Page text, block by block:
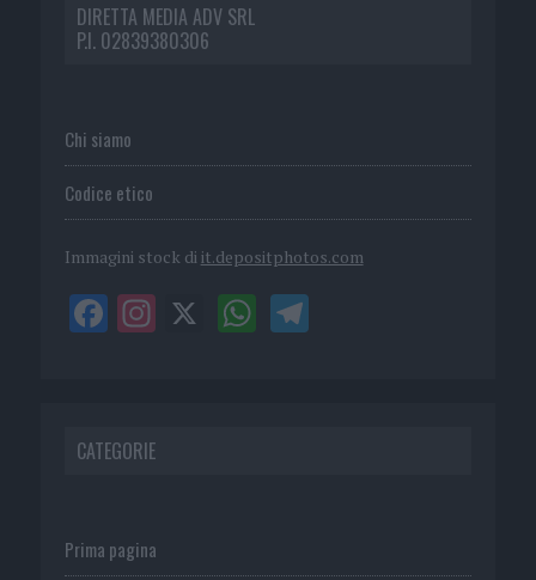
DIRETTA MEDIA ADV SRL
P.I. 02839380306
Chi siamo
Codice etico
Immagini stock di it.depositphotos.com
CATEGORIE
Prima pagina